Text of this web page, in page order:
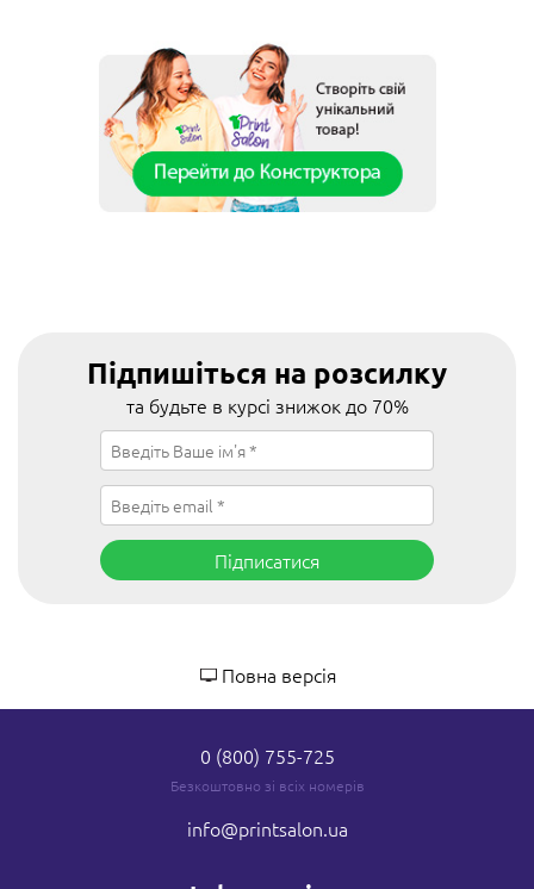
Підпишіться на розсилку
та будьте в курсі знижок до 70%
Підписатися
Повна версія
0 (800) 755-725
Безкоштовно зі всіх номерів
info@printsalon.ua